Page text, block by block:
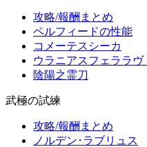
攻略/報酬まとめ
ペルフィードの性能
コメーテスシーカ
ウラニアスフェララヴ
陰陽之霊刀
武極の試練
攻略/報酬まとめ
ノルデン･ラブリュス